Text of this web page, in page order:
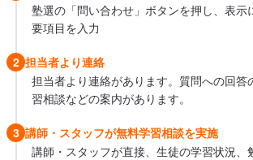
塾選の「問い合わせ」ボタンを押し、表示
要項目を入力
2 担当者より連絡
担当者より連絡があります。質問への回答
習相談などの案内があります。
3 講師・スタッフが無料学習相談を実施
講師・スタッフが直接、生徒の学習状況、